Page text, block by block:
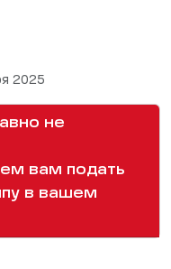
2025
не
вам подать
в вашем